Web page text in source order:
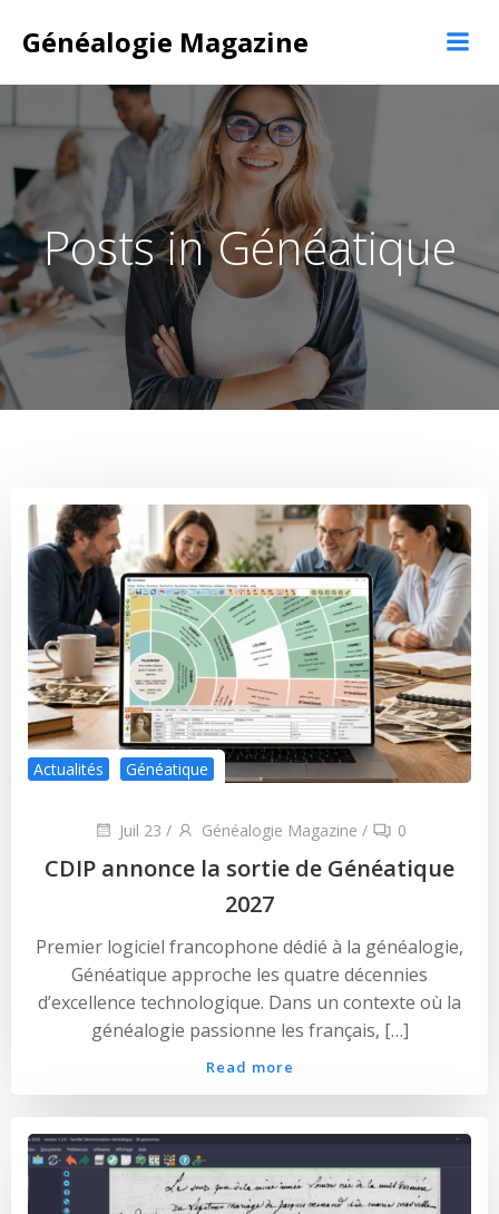
au
Généalogie Magazine
Posts in Généatique
Actualités Généatique
Juil 23 / Généalogie Magazine / 0
CDIP annonce la sortie de Généatique
2027
Premier logiciel francophone dédié à la généalogie,
Généatique approche les quatre décennies
d’excellence technologique. Dans un contexte où la
généalogie passionne les français, […]
Read more